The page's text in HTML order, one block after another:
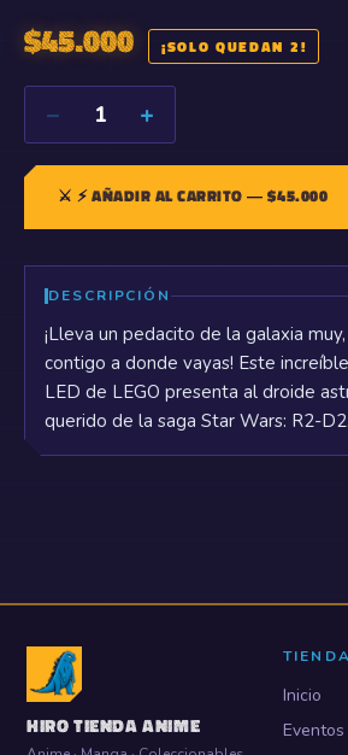
$45.000 ¡SOLO QUEDAN 2!
− 1 +
⚔️⚡ AÑADIR AL CARRITO — $45.000
DESCRIPCIÓN
¡Lleva un pedacito de la galaxia
contigo a donde vayas! Este
LED de LEGO presenta al droide
querido de la saga Star Wars: R2-D2.
HIRO TIENDA ANIME
TIENDA
Inicio
Eventos